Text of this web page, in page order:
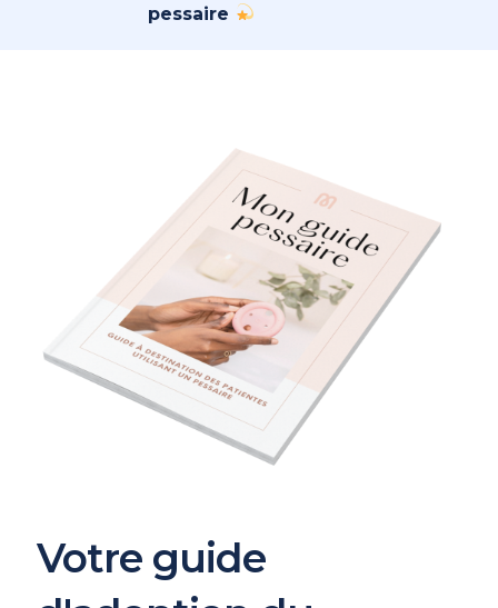
pessaire
Votre guide